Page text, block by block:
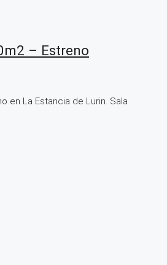
– Estreno
en La Estancia de Lurin. Sala